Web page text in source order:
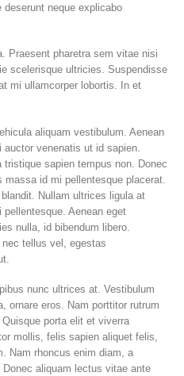
neque explicabo
Praesent pharetra sem vitae nisi
scelerisque ultricies. Suspendisse
mi ullamcorper lobortis. In et
aliquam vestibulum. Aenean
venenatis ut id sapien.
sapien tempus non. Donec
id mi pellentesque placerat.
Nullam ultrices ligula at
Aenean eget
nulla, id bibendum libero.
tellus vel, egestas
nunc ultrices at. Vestibulum
ornare eros. Nam porttitor rutrum
porta elit et viverra
mollis, felis sapien aliquet felis,
Nam rhoncus enim diam, a
aliquam lectus vitae ante